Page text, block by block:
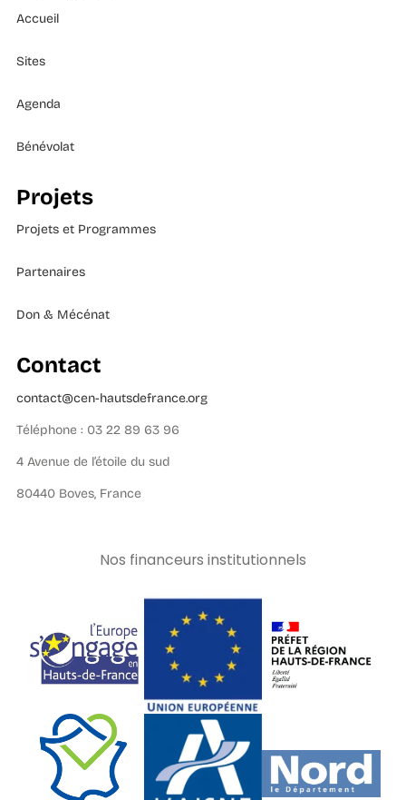
Accueil
Sites
Agenda
Bénévolat
Projets
Projets et Programmes
Partenaires
Don & Mécénat
Contact
contact@cen-hautsdefrance.org
Téléphone : 03 22 89 63 96
4 Avenue de l’étoile du sud
80440 Boves, France
Nos financeurs institutionnels